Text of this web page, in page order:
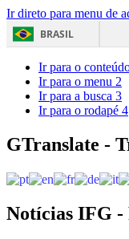
Ir direto para menu de
BRASIL
Ir para o
Ir para o menu 2
Ir para a busca 3
Ir para o rodapé 4
GTranslate -
Notícias IFG -